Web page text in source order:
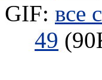
GIF: все
49